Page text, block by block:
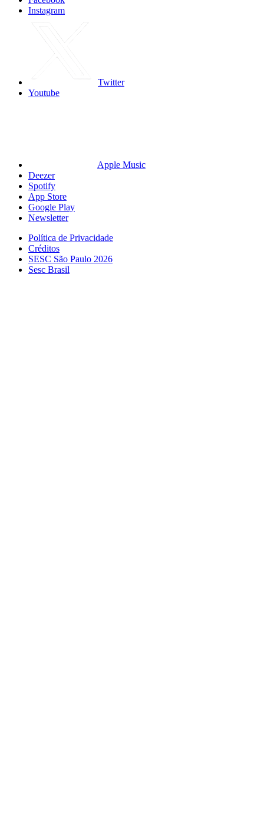
Instagram
Twitter
Youtube
Apple Music
Deezer
Spotify
App Store
Google Play
Newsletter
Política de Privacidade
Créditos
SESC São Paulo 2026
Sesc Brasil